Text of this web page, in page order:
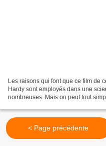
Les raisons qui font que ce film de
Hardy sont employés dans une
nombreuses. Mais on peut tout
< Page précédente